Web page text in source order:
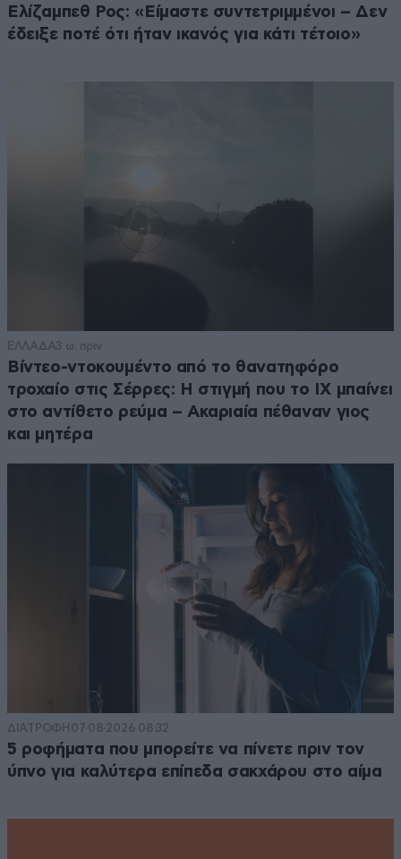
Ελίζαμπεθ Ρος: «Είμαστε συντετριμμένοι – Δεν
έδειξε ποτέ ότι ήταν ικανός για κάτι τέτοιο»
ΕΛΛΑΔΑ3 ω. πριν
Βίντεο-ντοκουμέντο από το θανατηφόρο
τροχαίο στις Σέρρες: Η στιγμή που το ΙΧ μπαίνει
στο αντίθετο ρεύμα – Ακαριαία πέθαναν γιος
και μητέρα
ΔΙΑΤΡΟΦΗ 07·08·2026 08:32
5 ροφήματα που μπορείτε να πίνετε πριν τον
ύπνο για καλύτερα επίπεδα σακχάρου στο αίμα